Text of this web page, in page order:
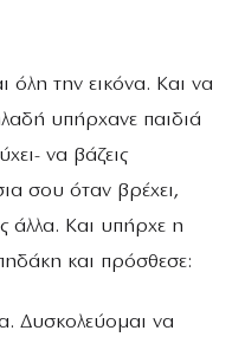
την εικόνα. Και να
υπήρχανε παιδιά
να βάζεις
σου όταν βρέχει,
άλλα. Και υπήρχε η
και πρόσθεσε:
Δυσκολεύομαι να